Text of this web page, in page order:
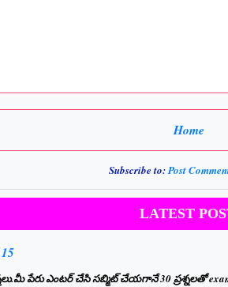
Home
Subscribe to:Post
LATEST
పేరు ఎంటర్ చేసి సబ్మిట్ చేయగానే 30 ప్రశ్నలతో exam